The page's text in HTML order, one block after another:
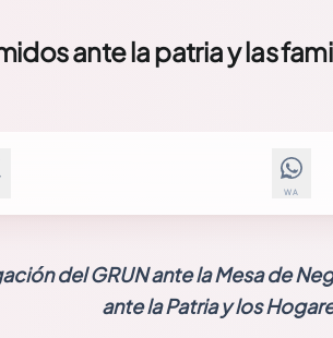
ante la patria y las
WA
del GRUN ante la Mesa de
ante la Patria y los